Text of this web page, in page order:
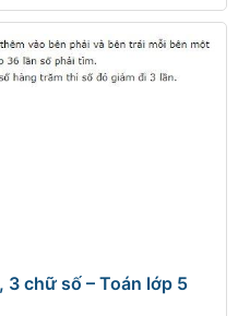
3 chữ số – Toán lớp 5